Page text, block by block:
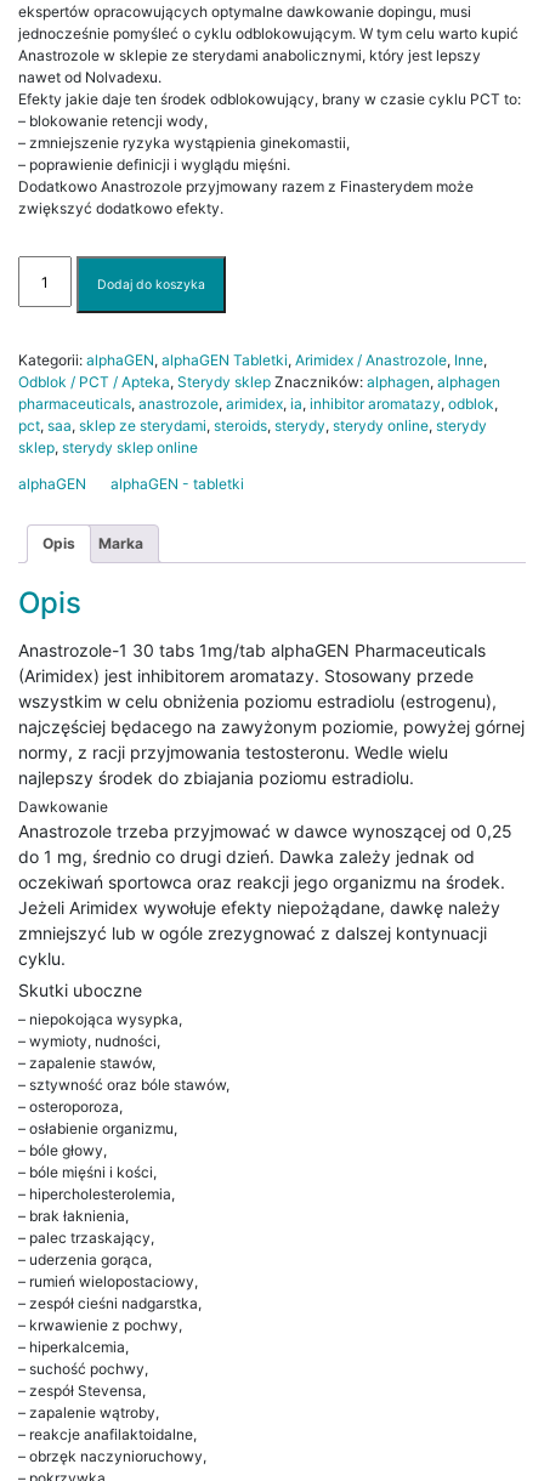
ekspertów opracowujących optymalne dawkowanie dopingu, musi
jednocześnie pomyśleć o cyklu odblokowującym. W tym celu warto kupić
Anastrozole w sklepie ze sterydami anabolicznymi, który jest lepszy
nawet od Nolvadexu.
Efekty jakie daje ten środek odblokowujący, brany w czasie cyklu PCT to:
– blokowanie retencji wody,
– zmniejszenie ryzyka wystąpienia ginekomastii,
– poprawienie definicji i wyglądu mięśni.
Dodatkowo Anastrozole przyjmowany razem z Finasterydem może
zwiększyć dodatkowo efekty.
Anastrozole-
1
tabs
1mg/tab
alphaGEN
Pharmaceuticals
Dodaj do koszyka
Kategorii: alphaGEN, alphaGEN Tabletki, Arimidex / Anastrozole, Inne,
Odblok / PCT / Apteka, Sterydy sklep Znaczników: alphagen, alphagen
pharmaceuticals, anastrozole, arimidex, ia, inhibitor aromatazy, odblok,
pct, saa, sklep ze sterydami, steroids, sterydy, sterydy online, sterydy
sklep, sterydy sklep online
alphaGEN
alphaGEN - tabletki
Opis Marka
Opis
Anastrozole-1 30 tabs 1mg/tab alphaGEN Pharmaceuticals
(Arimidex) jest inhibitorem aromatazy. Stosowany przede
wszystkim w celu obniżenia poziomu estradiolu (estrogenu),
najczęściej będacego na zawyżonym poziomie, powyżej górnej
normy, z racji przyjmowania testosteronu. Wedle wielu
najlepszy środek do zbiajania poziomu estradiolu.
Dawkowanie
Anastrozole trzeba przyjmować w dawce wynoszącej od 0,25
do 1 mg, średnio co drugi dzień. Dawka zależy jednak od
oczekiwań sportowca oraz reakcji jego organizmu na środek.
Jeżeli Arimidex wywołuje efekty niepożądane, dawkę należy
zmniejszyć lub w ogóle zrezygnować z dalszej kontynuacji
cyklu.
Skutki uboczne
– niepokojąca wysypka,
– wymioty, nudności,
– zapalenie stawów,
– sztywność oraz bóle stawów,
– osteroporoza,
– osłabienie organizmu,
– bóle głowy,
– bóle mięśni i kości,
– hipercholesterolemia,
– brak łaknienia,
– palec trzaskający,
– uderzenia gorąca,
– rumień wielopostaciowy,
– zespół cieśni nadgarstka,
– krwawienie z pochwy,
– hiperkalcemia,
– suchość pochwy,
– zespół Stevensa,
– zapalenie wątroby,
– reakcje anafilaktoidalne,
– obrzęk naczynioruchowy,